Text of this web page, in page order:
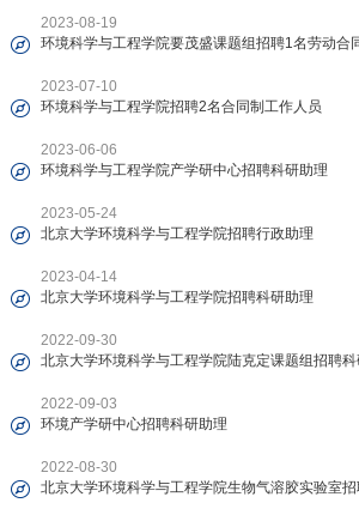
2023-08-19
环境科学与工程学院要茂盛课题组招聘1名劳动合
2023-07-10
环境科学与工程学院招聘2名合同制工作人员
2023-06-06
环境科学与工程学院产学研中心招聘科研助理
2023-05-24
北京大学环境科学与工程学院招聘行政助理
2023-04-14
北京大学环境科学与工程学院招聘科研助理
2022-09-30
北京大学环境科学与工程学院陆克定课题组招聘科
2022-09-03
环境产学研中心招聘科研助理
2022-08-30
北京大学环境科学与工程学院生物气溶胶实验室